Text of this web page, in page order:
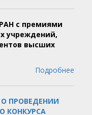
с премиями
учреждений,
высших
Подробнее
ПРОВЕДЕНИИ
КОНКУРСА